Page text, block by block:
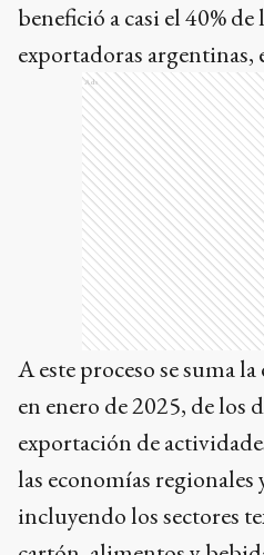
benefició a casi el 40% de
exportadoras argentinas,
Ads
A este proceso se suma
en enero de 2025, de los
exportación de
las economías regionales
incluyendo los sectores